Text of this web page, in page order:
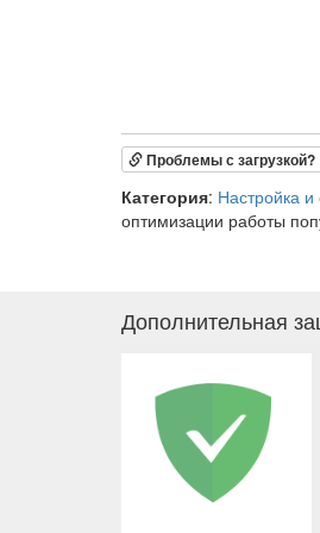
Проблемы с загрузкой?
Категория: Настройка
оптимизации работы
Дополнительная